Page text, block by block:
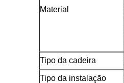
Material
Tipo da cadeira
Tipo da instalação